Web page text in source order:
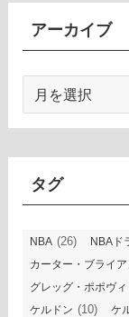
アーカイブ
カ
イ
タグ
NBA (26) NBAド
カーター・ブライア
グレッグ・ポポヴィ
ケルドン (10) ケ